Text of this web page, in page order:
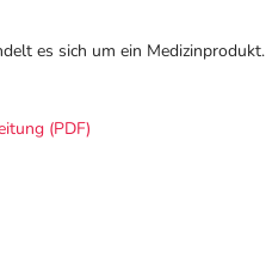
es sich um ein Medizinprodukt.
(PDF)